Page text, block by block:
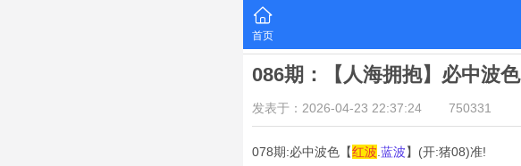
首页
086期：【人海拥抱】必中波色
发表于：2026-04-23 22:37:24 750331
078期:必中波色【红波 蓝波】(开:猪08)准!